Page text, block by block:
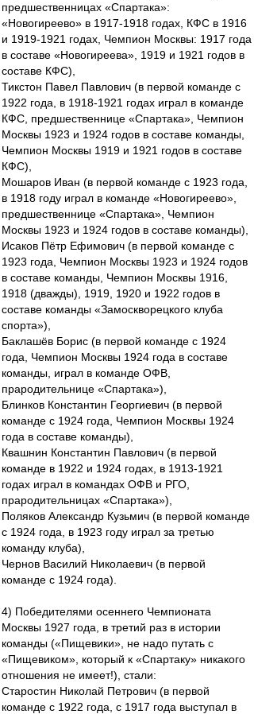
предшественницах «Спартака»:
«Новогиреево» в 1917-1918 годах, КФС в 1916
и 1919-1921 годах, Чемпион Москвы: 1917 года
в составе «Новогиреева», 1919 и 1921 годов в
составе КФС),
Тикстон Павел Павлович (в первой команде с
1922 года, в 1918-1921 годах играл в команде
КФС, предшественнице «Спартака», Чемпион
Москвы 1923 и 1924 годов в составе команды,
Чемпион Москвы 1919 и 1921 годов в составе
КФС),
Мошаров Иван (в первой команде с 1923 года,
в 1918 году играл в команде «Новогиреево»,
предшественнице «Спартака», Чемпион
Москвы 1923 и 1924 годов в составе команды),
Исаков Пётр Ефимович (в первой команде с
1923 года, Чемпион Москвы 1923 и 1924 годов
в составе команды, Чемпион Москвы 1916,
1918 (дважды), 1919, 1920 и 1922 годов в
составе команды «Замоскворецкого клуба
спорта»),
Баклашёв Борис (в первой команде с 1924
года, Чемпион Москвы 1924 года в составе
команды, играл в команде ОФВ,
прародительнице «Спартака»),
Блинков Константин Георгиевич (в первой
команде с 1924 года, Чемпион Москвы 1924
года в составе команды),
Квашнин Константин Павлович (в первой
команде в 1922 и 1924 годах, в 1913-1921
годах играл в командах ОФВ и РГО,
прародительницах «Спартака»),
Поляков Александр Кузьмич (в первой команде
с 1924 года, в 1923 году играл за третью
команду клуба),
Чернов Василий Николаевич (в первой
команде с 1924 года).
4) Победителями осеннего Чемпионата
Москвы 1927 года, в третий раз в истории
команды («Пищевики», не надо путать с
«Пищевиком», который к «Спартаку» никакого
отношения не имеет!), стали:
Старостин Николай Петрович (в первой
команде с 1922 года, с 1917 года выступал в